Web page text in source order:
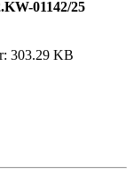
01142/25
303.29 KB